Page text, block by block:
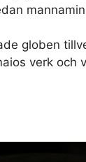
globen
verk och